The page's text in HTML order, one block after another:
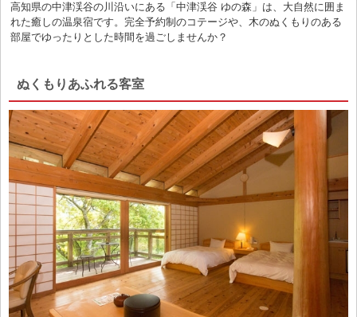
高知県の中津渓谷の川沿いにある「中津渓谷 ゆの森」は、大自然に囲ま
れた癒しの温泉宿です。完全予約制のコテージや、木のぬくもりのある
部屋でゆったりとした時間を過ごしませんか？
ぬくもりあふれる客室